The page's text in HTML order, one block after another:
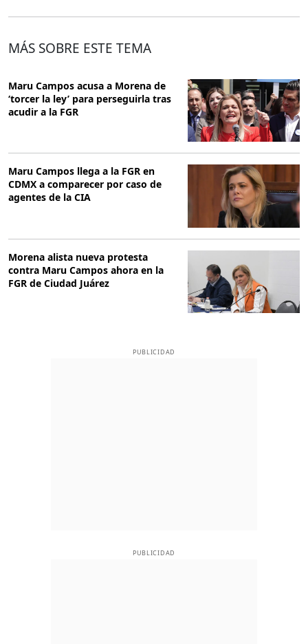
MÁS SOBRE ESTE TEMA
Maru Campos acusa a Morena de
‘torcer la ley’ para perseguirla tras
acudir a la FGR
Maru Campos llega a la FGR en
CDMX a comparecer por caso de
agentes de la CIA
Morena alista nueva protesta
contra Maru Campos ahora en la
FGR de Ciudad Juárez
PUBLICIDAD
PUBLICIDAD